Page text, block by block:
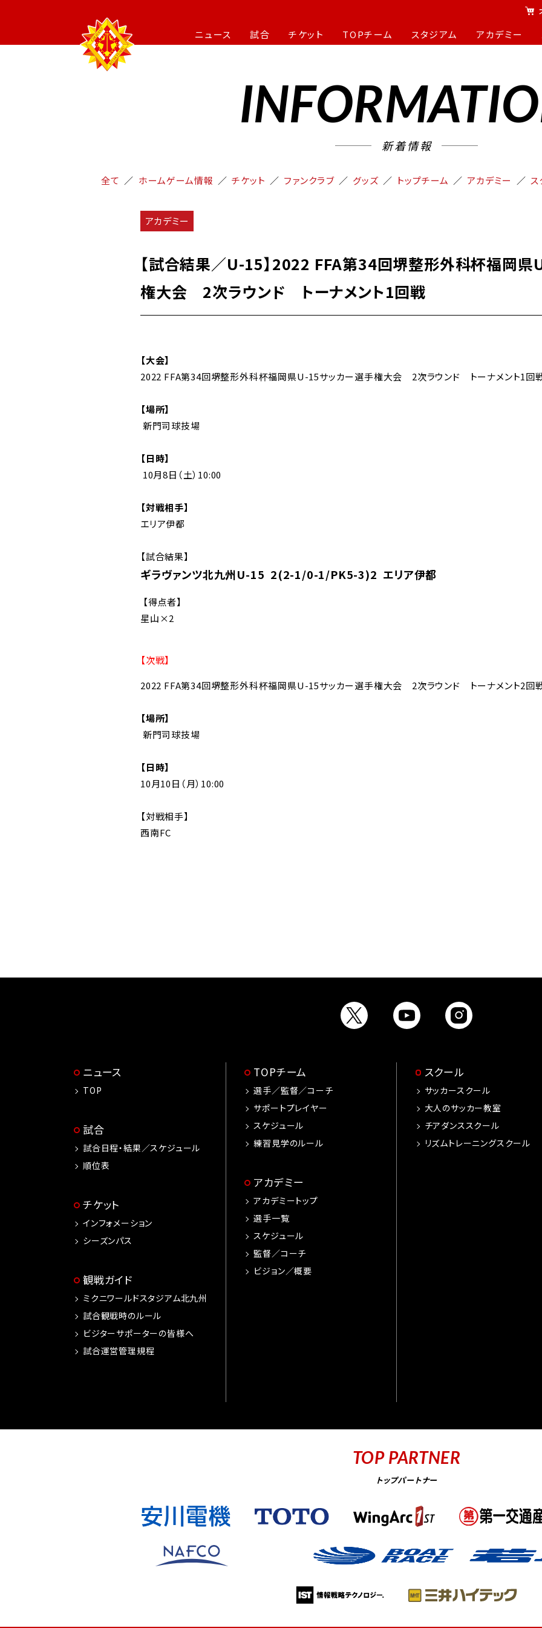
ニュース 試合 チケット TOPチーム スタジアム アカデミー
新着情報
全て ホームゲーム情報 チケット ファンクラブ グッズ トップチーム アカデミー
アカデミー
【試合結果／U-15】2022 FFA第34回堺整形外科杯福岡県
権大会 2次ラウンド トーナメント1回戦
【大会】
2022 FFA第34回堺整形外科杯福岡県U-15サッカー選手権大会 2次ラウンド トーナメント1
【場所】
新門司球技場
【日時】
10月8日（土）10:00
【対戦相手】
エリア伊都
【試合結果】
ギラヴァンツ北九州U-15 2(2-1/0-1/PK5-3)2 エリア伊都
【得点者】
星山×2
【次戦】
2022 FFA第34回堺整形外科杯福岡県U-15サッカー選手権大会 2次ラウンド トーナメント2回
【場所】
新門司球技場
【日時】
10月10日（月）10:00
【対戦相手】
西南FC
ニュース
TOP
試合
試合日程・結果／スケジュール
順位表
チケット
インフォメーション
シーズンパス
観戦ガイド
ミクニワールドスタジアム北九州
試合観戦時のルール
ビジターサポーターの皆様へ
試合運営管理規程
TOPチーム
選手／監督／コーチ
サポートプレイヤー
スケジュール
練習見学のルール
アカデミー
アカデミートップ
選手一覧
スケジュール
監督／コーチ
ビジョン／概要
スクール
サッカースクール
大人のサッカー教室
チアダンススクール
リズムトレーニングスクール
TOP PARTNER
トップパートナー